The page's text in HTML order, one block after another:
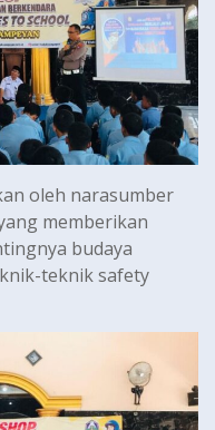
oleh narasumber
memberikan
budaya
teknik safety